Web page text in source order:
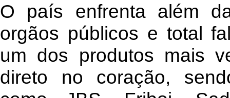
O país enfrenta além
orgãos públicos e total
um dos produtos mais
direto no coração,